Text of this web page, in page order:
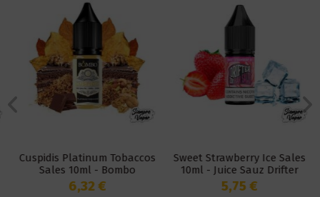
Cuspidis Platinum Tobaccos
Sales 10ml - Bombo
6,32 €
Sweet Strawberry Ice Sales
10ml - Juice Sauz Drifter
Bar
5,75 €